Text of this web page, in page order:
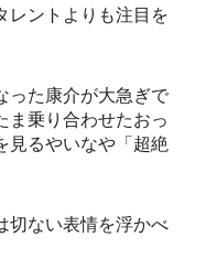
レントよりも注目を
った康介が大急ぎで
ま乗り合わせたおっ
見るやいなや「超絶
切ない表情を浮かべ